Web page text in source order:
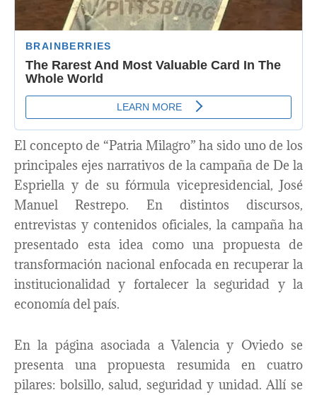
El concepto de “Patria Milagro” ha sido uno de los
principales ejes narrativos de la campaña de De la
Espriella y de su fórmula vicepresidencial, José
Manuel Restrepo. En distintos discursos,
entrevistas y contenidos oficiales, la campaña ha
presentado esta idea como una propuesta de
transformación nacional enfocada en recuperar la
institucionalidad y fortalecer la seguridad y la
economía del país.
En la página asociada a Valencia y Oviedo se
presenta una propuesta resumida en cuatro
pilares: bolsillo, salud, seguridad y unidad. Allí se